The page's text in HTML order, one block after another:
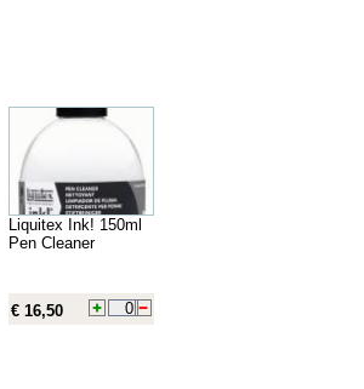
Liquitex Ink! 150ml
Pen Cleaner
€ 16,50